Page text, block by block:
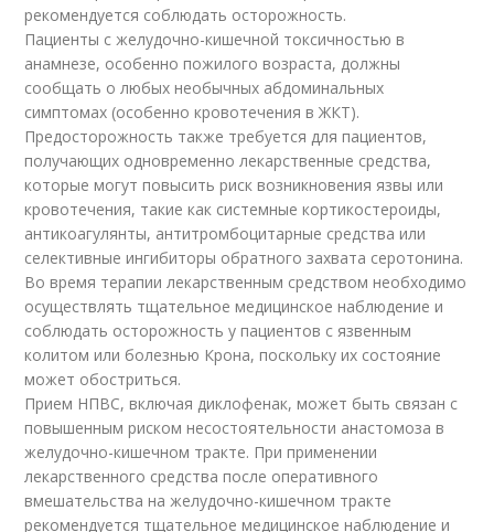
рекомендуется соблюдать осторожность.
Пациенты с желудочно-кишечной токсичностью в
анамнезе, особенно пожилого возраста, должны
сообщать о любых необычных абдоминальных
симптомах (особенно кровотечения в ЖКТ).
Предосторожность также требуется для пациентов,
получающих одновременно лекарственные средства,
которые могут повысить риск возникновения язвы или
кровотечения, такие как системные кортикостероиды,
антикоагулянты, антитромбоцитарные средства или
селективные ингибиторы обратного захвата серотонина.
Во время терапии лекарственным средством необходимо
осуществлять тщательное медицинское наблюдение и
соблюдать осторожность у пациентов с язвенным
колитом или болезнью Крона, поскольку их состояние
может обостриться.
Прием НПВС, включая диклофенак, может быть связан с
повышенным риском несостоятельности анастомоза в
желудочно-кишечном тракте. При применении
лекарственного средства после оперативного
вмешательства на желудочно-кишечном тракте
рекомендуется тщательное медицинское наблюдение и